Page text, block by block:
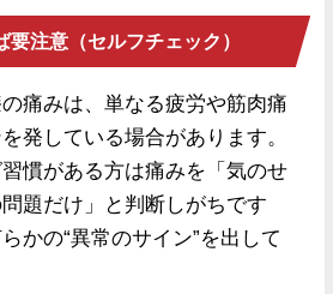
要注意（セルフチェック）
痛みは、単なる疲労や筋肉痛
発している場合があります。
慣がある方は痛みを「気のせ
題だけ」と判断しがちです
かの“異常のサイン”を出して